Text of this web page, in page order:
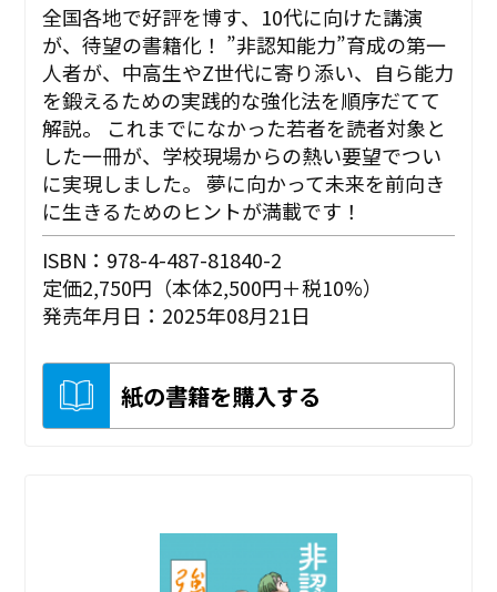
全国各地で好評を博す、10代に向けた講演
が、待望の書籍化！ ”非認知能力”育成の第一
人者が、中高生やZ世代に寄り添い、自ら能力
を鍛えるための実践的な強化法を順序だてて
解説。 これまでになかった若者を読者対象と
した一冊が、学校現場からの熱い要望でつい
に実現しました。 夢に向かって未来を前向き
に生きるためのヒントが満載です！
ISBN：978-4-487-81840-2
定価2,750円（本体2,500円＋税10%）
発売年月日：2025年08月21日
紙の書籍を購入する